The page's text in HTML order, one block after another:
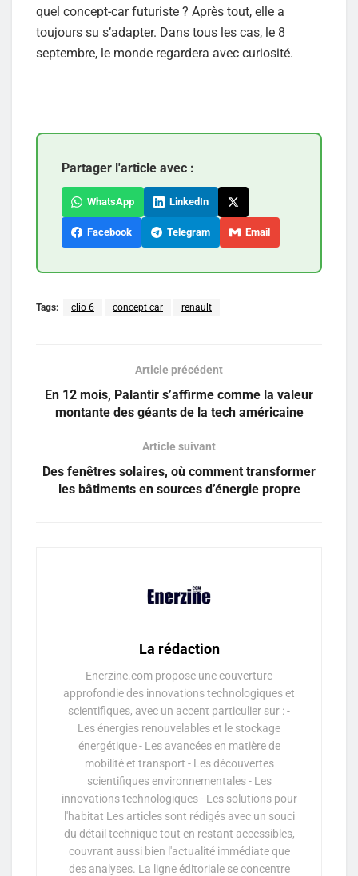
quel concept-car futuriste ? Après tout, elle a
toujours su s’adapter. Dans tous les cas, le 8
septembre, le monde regardera avec curiosité.
Partager l'article avec :
WhatsApp LinkedIn
Facebook Telegram Email
Tags: clio 6 concept car renault
Article précédent
En 12 mois, Palantir s’affirme comme la valeur
montante des géants de la tech américaine
Article suivant
Des fenêtres solaires, où comment transformer
les bâtiments en sources d’énergie propre
La rédaction
Enerzine.com propose une couverture
approfondie des innovations technologiques et
scientifiques, avec un accent particulier sur : -
Les énergies renouvelables et le stockage
énergétique - Les avancées en matière de
mobilité et transport - Les découvertes
scientifiques environnementales - Les
innovations technologiques - Les solutions pour
l'habitat Les articles sont rédigés avec un souci
du détail technique tout en restant accessibles,
couvrant aussi bien l'actualité immédiate que
des analyses. La ligne éditoriale se concentre